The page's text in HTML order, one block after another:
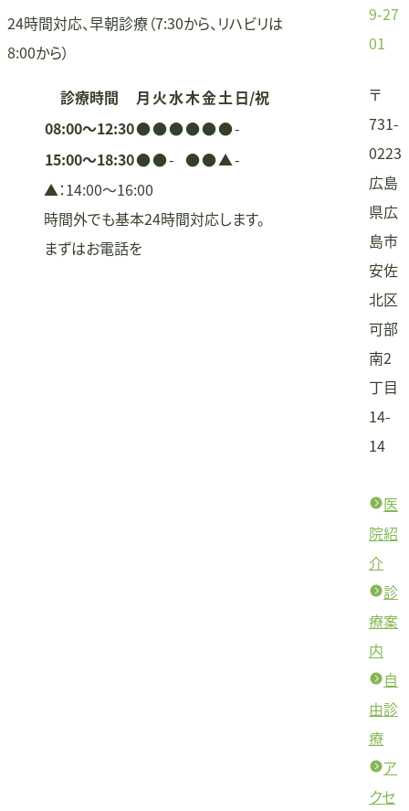
シ
24時間対応、早朝診療（7:30から、リハビリは
8:00から）
診療時間 月 火水木金土日/祝
08:00〜12:30●●●●●●-
15:00〜18:30●●- ●●▲-
▲：14:00〜16:00
時間外でも基本24時間対応します。
まずはお電話を
9-27
01
〒
731-
0223
広島
県広
島市
安佐
北区
可部
南2
丁目
14-
14
医
院紹
介
診
療案
内
自
由診
療
ア
クセ